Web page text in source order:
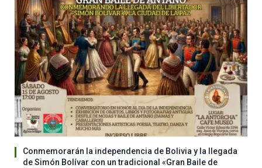
Conmemorarán la independencia de Bolivia y la llegada
de Simón Bolívar con un tradicional «Gran Baile de